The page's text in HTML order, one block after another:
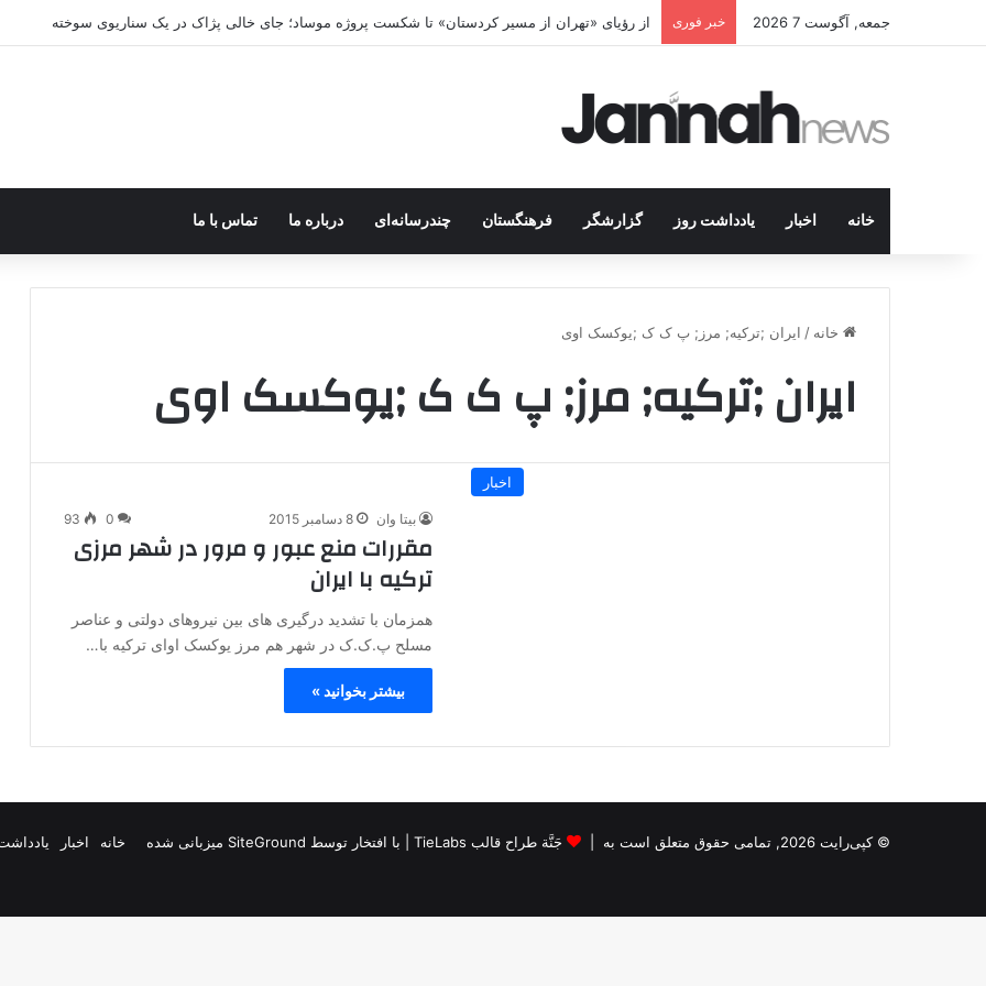
جمعه, آگوست 7 2026 خبر فوری از رؤیای «تهران از مسیر کردستان» تا شکست پروژه موساد؛ جای خالی پژاک در یک سناریوی سوخته
خانه اخبار یادداشت روز گزارشگر فرهنگستان چندرسانه‌ای درباره ما تماس با ما
خانه / ایران ;ترکیه; مرز; پ ک ک ;یوکسک اوی
ایران ;ترکیه; مرز; پ ک ک ;یوکسک اوی
اخبار
بیتا وان 8 دسامبر 2015 0
93
مقررات منع عبور و مرور در شهر مرزی
ترکیه با ایران
همزمان با تشدید درگیری های بین نیروهای دولتی و عناصر
مسلح پ.ک.ک در شهر هم مرز یوکسک اوای ترکیه با…
بیشتر بخوانید »
© کپی‌رایت 2026, تمامی حقوق متعلق است به | جَنَّة طراح قالب TieLabs | با افتخار توسط SiteGround میزبانی شده خانه اخبار